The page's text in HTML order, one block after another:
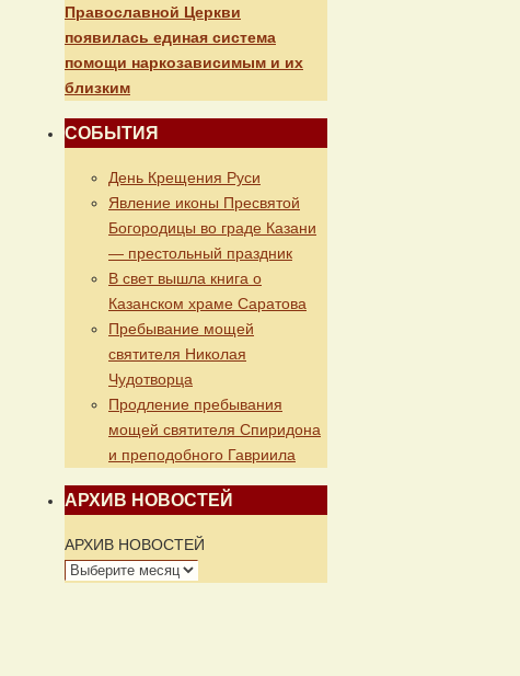
Православной Церкви
появилась единая система
помощи наркозависимым и их
близким
СОБЫТИЯ
День Крещения Руси
Явление иконы Пресвятой
Богородицы во граде Казани
— престольный праздник
В свет вышла книга о
Казанском храме Саратова
Пребывание мощей
святителя Николая
Чудотворца
Продление пребывания
мощей святителя Спиридона
и преподобного Гавриила
АРХИВ НОВОСТЕЙ
АРХИВ НОВОСТЕЙ